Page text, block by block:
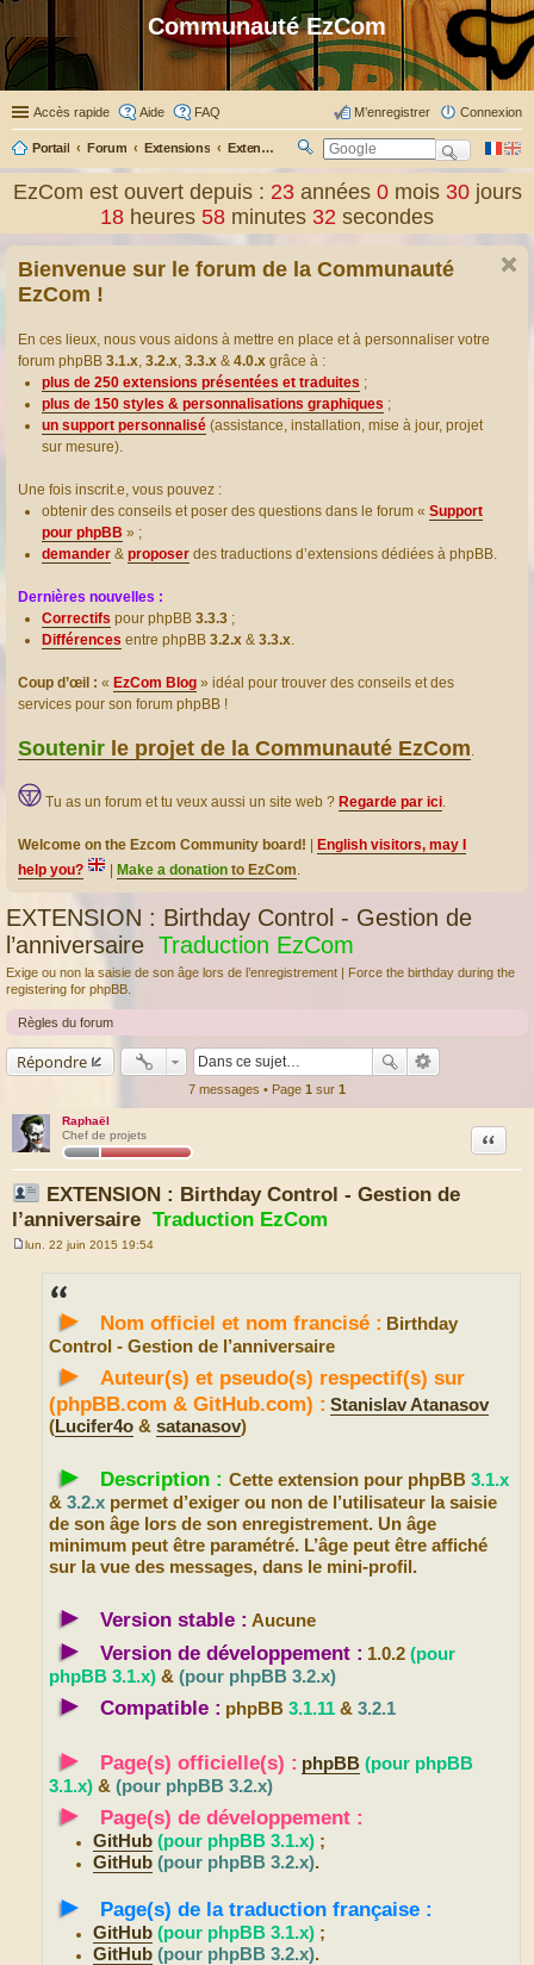
Communauté EzCom
Accès rapide Aide FAQ Connexion
M’enregistrer
Portail Forum Extensions Extensions présentées & traduites
ec
er
EzCom est ouvert depuis : 23 années0 mois30 jours
18 heures 58 minutes 33 secondes
Bienvenue sur le forum de la Communauté
EzCom !
En ces lieux, nous vous aidons à mettre en place et à personnaliser votre
forum phpBB 3.1.x, 3.2.x, 3.3.x & 4.0.x grâce à :
plus de 250 extensions présentées et traduites ;
plus de 150 styles & personnalisations graphiques ;
un support personnalisé (assistance, installation, mise à jour, projet
sur mesure).
Une fois inscrit.e, vous pouvez :
obtenir des conseils et poser des questions dans le forum « Support
pour phpBB » ;
demander & proposer des traductions d’extensions dédiées à phpBB.
Dernières nouvelles :
Correctifs pour phpBB 3.3.3 ;
Différences entre phpBB 3.2.x & 3.3.x.
Coup d’œil : « EzCom Blog » idéal pour trouver des conseils et des
services pour son forum phpBB !
Soutenir le projet de la Communauté EzCom.
Tu as un forum et tu veux aussi un site web ? Regarde par ici.
Welcome on the Ezcom Community board!
English visitors, may I
help you?
Make a donation to EzCom.
EXTENSION : Birthday Control - Gestion de
l’anniversaire Traduction EzCom
Exige ou non la saisie de son âge lors de l’enregistrement | Force the birthday during the
registering for phpBB.
Règles du forum
Répondre
7 messages • Page 1 sur 1
Raphaël
Chef de projets
EXTENSION : Birthday Control - Gestion de
l’anniversaire Traduction EzCom
Citation
lun. 22 juin 2015 19:54
► Nom officiel et nom francisé : Birthday
Control - Gestion de l’anniversaire
►
Auteur(s) et pseudo(s) respectif(s) sur
(phpBB.com & GitHub.com) : Stanislav Atanasov
(Lucifer4o & satanasov)
► Description : Cette extension pour phpBB 3.1.x
& 3.2.x permet d’exiger ou non de l’utilisateur la saisie
de son âge lors de son enregistrement. Un âge
minimum peut être paramétré. L’âge peut être affiché
sur la vue des messages, dans le mini-profil.
► Version stable : Aucune
► Version de développement : 1.0.2 (pour
phpBB 3.1.x) & (pour phpBB 3.2.x)
► Compatible : phpBB 3.1.11 & 3.2.1
► Page(s) officielle(s) : phpBB (pour phpBB
3.1.x) & (pour phpBB 3.2.x)
► Page(s) de développement :
GitHub (pour phpBB 3.1.x) ;
GitHub (pour phpBB 3.2.x).
► Page(s) de la traduction française :
GitHub (pour phpBB 3.1.x) ;
GitHub (pour phpBB 3.2.x).